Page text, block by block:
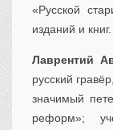
«Русской
изданий и книг.
Лаврентий
русский
значимый
реформ»;